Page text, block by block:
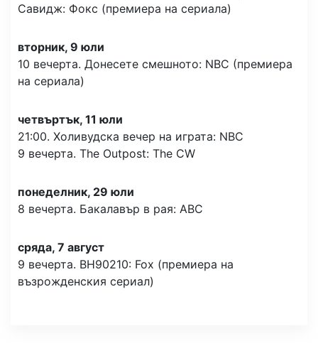
Савидж: Фокс (премиера на сериала)
вторник, 9 юли
10 вечерта. Донесете смешното: NBC (премиера
на сериала)
четвъртък, 11 юли
21:00. Холивудска вечер на играта: NBC
9 вечерта. The Outpost: The CW
понеделник, 29 юли
8 вечерта. Бакалавър в рая: ABC
сряда, 7 август
9 вечерта. BH90210: Fox (премиера на
възрожденския сериал)